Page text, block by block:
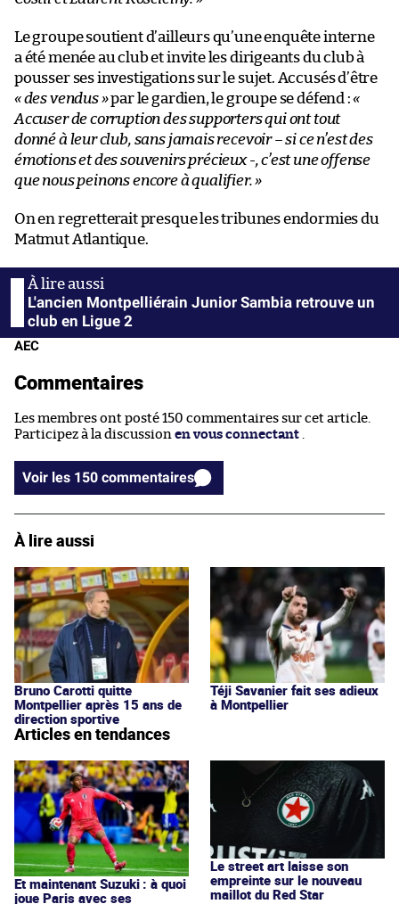
Le groupe soutient d’ailleurs qu’une enquête interne
a été menée au club et invite les dirigeants du club à
pousser ses investigations sur le sujet. Accusés d’être
« des vendus »par le gardien, le groupe se défend :«
Accuser de corruption des supporters qui ont tout
donné à leur club, sans jamais recevoir – si ce n’est des
émotions et des souvenirs précieux -, c’est une offense
que nous peinons encore à qualifier. »
On en regretterait presque les tribunes endormies du
Matmut Atlantique.
L'ancien Montpelliérain Junior Sambia retrouve un
club en Ligue 2
AEC
Commentaires
Les membres ont posté 150 commentaires sur cet article.
Participez à la discussion en vous connectant
Voir les 150 commentaires
À lire aussi
Bruno Carotti quitte
Montpellier après 15 ans de
direction sportive
Téji Savanier fait ses adieux
à Montpellier
Articles en tendances
Et maintenant Suzuki : à quoi
joue Paris avec ses
Le street art laisse son
empreinte sur le nouveau
maillot du Red Star